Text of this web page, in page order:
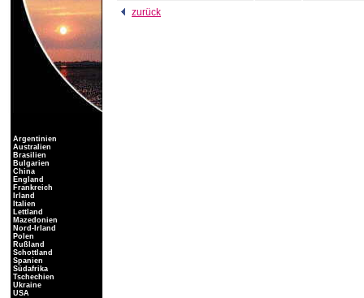
zurück
Argentinien
Australien
Brasilien
Bulgarien
China
England
Frankreich
Irland
Italien
Lettland
Mazedonien
Nord-Irland
Polen
Rußland
Schottland
Spanien
Südafrika
Tschechien
Ukraine
USA